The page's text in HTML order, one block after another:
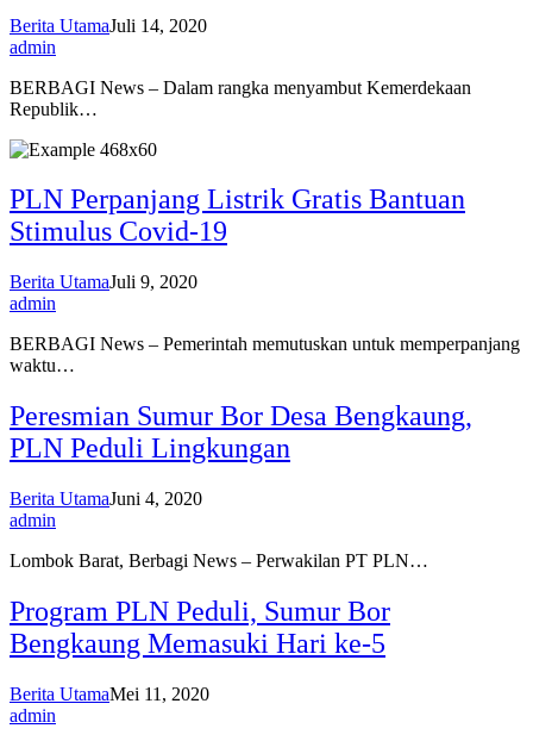
Berita UtamaJuli 14, 2020
admin
BERBAGI News – Dalam rangka menyambut Kemerdekaan
Republik…
PLN Perpanjang Listrik Gratis Bantuan
Stimulus Covid-19
Berita UtamaJuli 9, 2020
admin
BERBAGI News – Pemerintah memutuskan untuk memperpanjang
waktu…
Peresmian Sumur Bor Desa Bengkaung,
PLN Peduli Lingkungan
Berita UtamaJuni 4, 2020
admin
Lombok Barat, Berbagi News – Perwakilan PT PLN…
Program PLN Peduli, Sumur Bor
Bengkaung Memasuki Hari ke-5
Berita UtamaMei 11, 2020
admin